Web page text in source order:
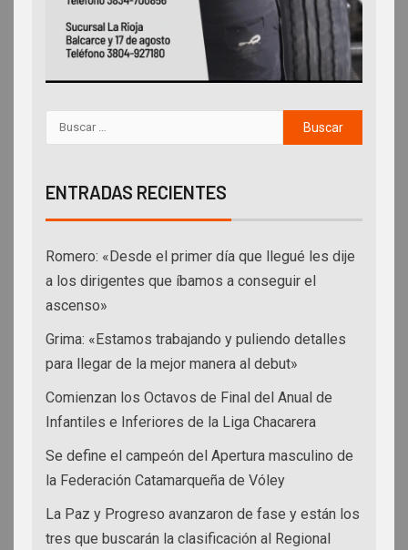
ENTRADAS RECIENTES
Romero: «Desde el primer día que llegué les dije
a los dirigentes que íbamos a conseguir el
ascenso»
Grima: «Estamos trabajando y puliendo detalles
para llegar de la mejor manera al debut»
Comienzan los Octavos de Final del Anual de
Infantiles e Inferiores de la Liga Chacarera
Se define el campeón del Apertura masculino de
la Federación Catamarqueña de Vóley
La Paz y Progreso avanzaron de fase y están los
tres que buscarán la clasificación al Regional